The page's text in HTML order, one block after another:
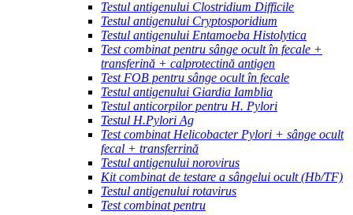
Testul antigenului Clostridium Difficile
Testul antigenului Cryptosporidium
Testul antigenului Entamoeba Histolytica
Test combinat pentru sânge ocult în fecale +
transferină + calprotectină antigen
Test FOB pentru sânge ocult în fecale
Testul antigenului Giardia Iamblia
Testul anticorpilor pentru H. Pylori
Testul H.Pylori Ag
Test combinat Helicobacter Pylori + sânge ocult
fecal + transferrină
Testul antigenului norovirus
Kit combinat de testare a sângelui ocult (Hb/TF)
Testul antigenului rotavirus
Test combinat pentru